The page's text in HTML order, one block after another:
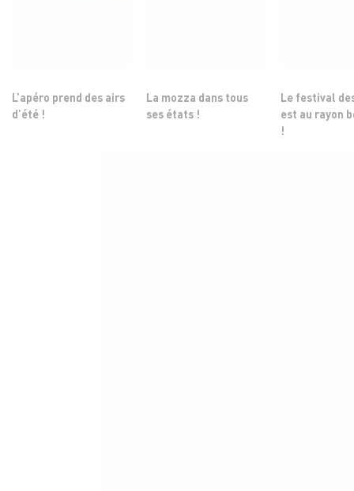
prend des airs
!
La mozza dans tous
ses états !
Le festival des
est au rayon